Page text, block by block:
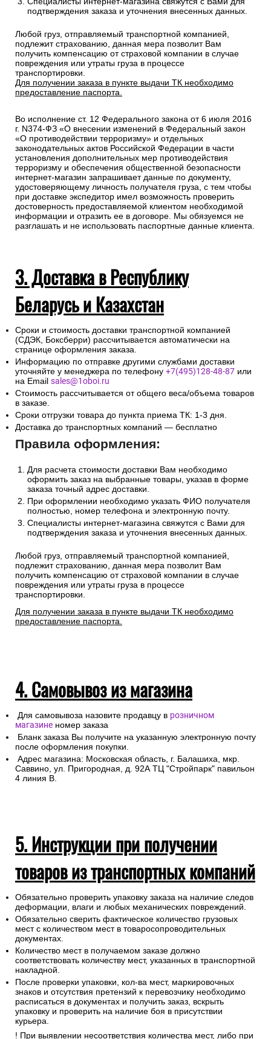
подтверждения заказа и уточнения внесенных данных.
Любой груз, отправляемый транспортной компанией,
подлежит страхованию, данная мера позволит Вам
получить компенсацию от страховой компании в случае
повреждения или утраты груза в процессе
транспортировки.
Для получении заказа в пункте выдачи ТК необходимо
предоставление паспорта.
Во исполнение ст. 12 Федерального закона от 6 июля 2016
г. N374-ФЗ «О внесении изменений в Федеральный закон
«О противодействии терроризму» и отдельных
законодательных актов Российской Федерации в части
установления дополнительных мер противодействия
терроризму и обеспечения общественной безопасности
интернет-магазин запрашивает данные по документу,
удостоверяющему личность получателя груза, с тем чтобы
при доставке экспедитор имел возможность проверить
достоверность предоставляемой клиентом необходимой
информации и отразить ее в договоре. Мы обязуемся не
разглашать и не использовать паспортные данные клиента.
3. Доставка в Республику
Беларусь и Казахстан
Сроки и стоимость доставки транспортной компанией
(СДЭК, Боксберри) рассчитывается автоматически на
странице оформления заказа.
Информацию по отправке другими службами доставки
уточняйте у менеджера по телефону +7(495)128-48-87 или
на Email sales@1oboi.ru
Стоимость рассчитывается от общего веса/объема товаров
в заказе.
Сроки отгрузки товара до пункта приема ТК: 1-3 дня.
Доставка до транспортных компаний — бесплатно
Правила оформления:
Для расчета стоимости доставки Вам необходимо
оформить заказ на выбранные товары, указав в форме
заказа точный адрес доставки.
При оформлении необходимо указать ФИО получателя
полностью, номер телефона и электронную почту.
Специалисты интернет-магазина свяжутся с Вами для
подтверждения заказа и уточнения внесенных данных.
Любой груз, отправляемый транспортной компанией,
подлежит страхованию, данная мера позволит Вам
получить компенсацию от страховой компании в случае
повреждения или утраты груза в процессе
транспортировки.
Для получении заказа в пункте выдачи ТК необходимо
предоставление паспорта.
4. Самовывоз из магазина
Для самовывоза назовите продавцу в розничном
магазине номер заказа
Бланк заказа Вы получите на указанную электронную почту
после оформления покупки.
Адрес магазина: Московская область, г. Балашиха, мкр.
Саввино, ул. Пригородная, д. 92А ТЦ "Стройпарк" павильон
4 линия В.
5. Инструкции при получении
товаров из транспортных компаний
Обязательно проверить упаковку заказа на наличие следов
деформации, влаги и любых механических повреждений.
Обязательно сверить фактическое количество грузовых
мест с количеством мест в товаросопроводительных
документах.
Количество мест в получаемом заказе должно
соответствовать количеству мест, указанных в транспортной
накладной.
После проверки упаковки, кол-ва мест, маркировочных
знаков и отсутствия претензий к перевозчику необходимо
расписаться в документах и получить заказ, вскрыть
упаковку и проверить на наличие боя в присутствии
курьера.
! При выявлении несоответствия количества мест, либо при